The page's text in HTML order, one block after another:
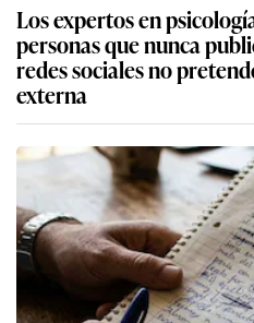
Los expertos en
personas que nunca
redes sociales no
externa